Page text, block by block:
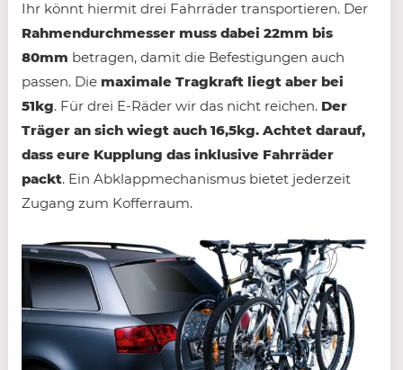
Ihr könnt hiermit drei Fahrräder transportieren. Der
Rahmendurchmesser muss dabei 22mm bis
80mm betragen, damit die Befestigungen auch
passen. Die maximale Tragkraft liegt aber bei
51kg. Für drei E-Räder wir das nicht reichen. Der
Träger an sich wiegt auch 16,5kg. Achtet darauf,
dass eure Kupplung das inklusive Fahrräder
packt. Ein Abklappmechanismus bietet jederzeit
Zugang zum Kofferraum.